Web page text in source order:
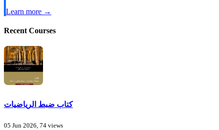
Learn more →
Recent Courses
كتاب ضبط الرياضيات
05 Jun 2026, 74 views